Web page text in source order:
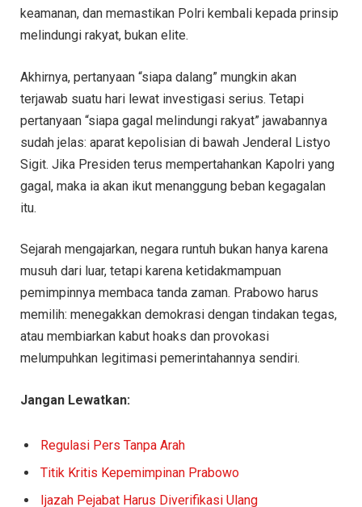
keamanan, dan memastikan Polri kembali kepada prinsip
melindungi rakyat, bukan elite.
Akhirnya, pertanyaan “siapa dalang” mungkin akan
terjawab suatu hari lewat investigasi serius. Tetapi
pertanyaan “siapa gagal melindungi rakyat” jawabannya
sudah jelas: aparat kepolisian di bawah Jenderal Listyo
Sigit. Jika Presiden terus mempertahankan Kapolri yang
gagal, maka ia akan ikut menanggung beban kegagalan
itu.
Sejarah mengajarkan, negara runtuh bukan hanya karena
musuh dari luar, tetapi karena ketidakmampuan
pemimpinnya membaca tanda zaman. Prabowo harus
memilih: menegakkan demokrasi dengan tindakan tegas,
atau membiarkan kabut hoaks dan provokasi
melumpuhkan legitimasi pemerintahannya sendiri.
Jangan Lewatkan:
Regulasi Pers Tanpa Arah
Titik Kritis Kepemimpinan Prabowo
Ijazah Pejabat Harus Diverifikasi Ulang